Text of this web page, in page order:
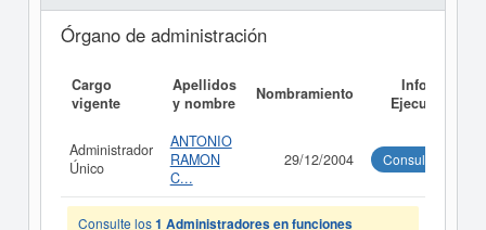
Órgano de administración
Cargo
vigente
Apellidos
y nombre
Nombramiento
Informe
Ejecutivo
Administrador
Único
ANTONIO
RAMON
C...
29/12/2004 Consultar
Consulte los1 Administradores en funciones